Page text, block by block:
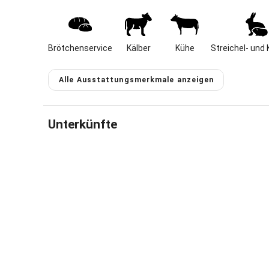
Unsere 3
durch
Brötchenservice Kälber Kühe Streichel- und
Alle Ausstattungsmerkmale anzeigen
Unterkünfte